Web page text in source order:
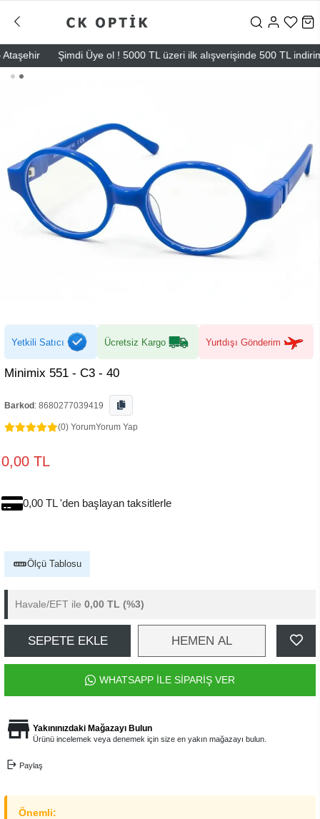
Şimdi Üye ol ! 5000 TL üzeri ilk alışverişinde 500 TL indirim
Yetkili Satıcı Ücretsiz Kargo Yurtdışı Gönderim
Minimix 551 - C3 - 40
Barkod : 8680277039419
(0) YorumYorum Yap
0,00 TL
0,00 TL 'den başlayan taksitlerle
Ölçü Tablosu
Havale/EFT ile 0,00 TL (%3)
SEPETE EKLE HEMEN AL
WHATSAPP İLE SİPARİŞ VER
Yakınınızdaki Mağazayı Bulun
Ürünü incelemek veya denemek için size en yakın mağazayı bulun.
Paylaş
Önemli: